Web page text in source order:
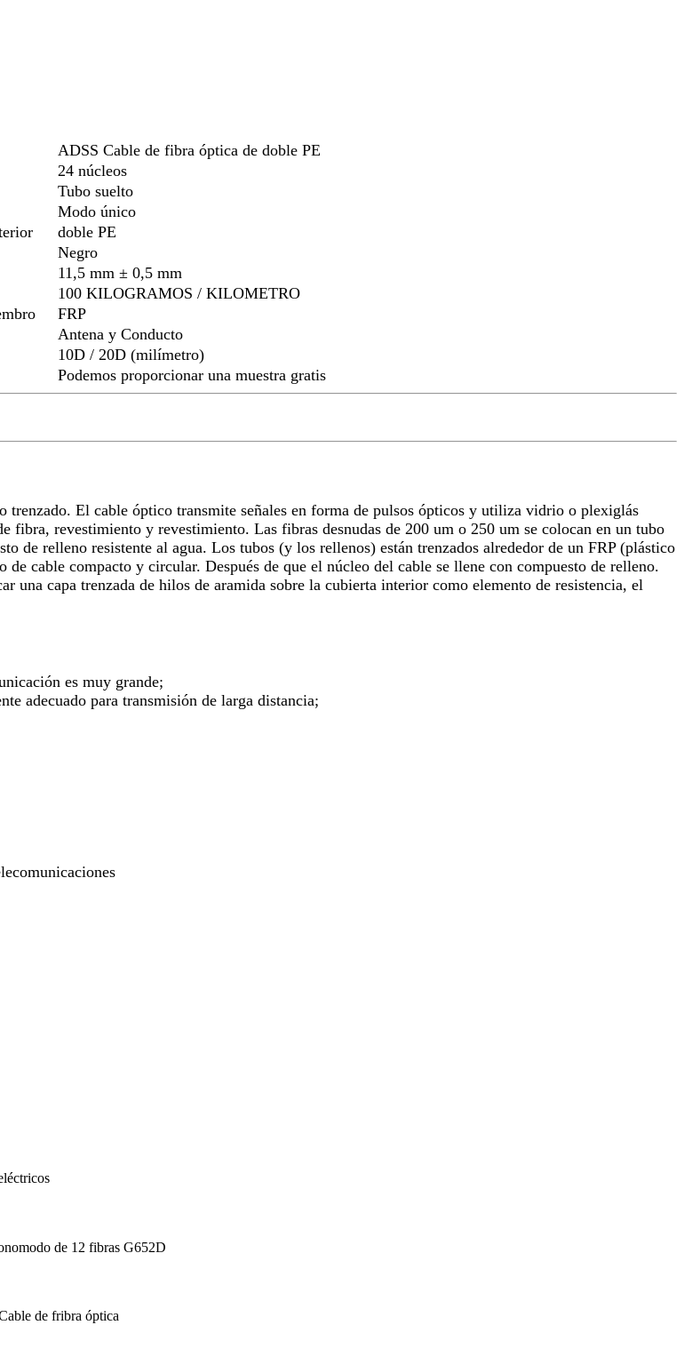
ADSS Cable de fibra óptica de doble PE
24 núcleos
Tubo suelto
Modo único
doble PE
Negro
11,5 mm ± 0,5 mm
100 KILOGRAMOS / KILOMETRO
FRP
Antena y Conducto
10D / 20D (milímetro)
Podemos proporcionar una muestra gratis
El cable óptico transmite señales en forma de pulsos ópticos y utiliza vidrio o plexiglás
fibra, revestimiento y revestimiento. Las fibras desnudas de 200 um o 250 um se colocan en un tubo
de relleno resistente al agua. Los tubos (y los rellenos) están trenzados alrededor de un FRP (plástico
cable compacto y circular. Después de que el núcleo del cable se llene con compuesto de relleno.
capa trenzada de hilos de aramida sobre la cubierta interior como elemento de resistencia, el
es muy grande;
adecuado para transmisión de larga distancia;